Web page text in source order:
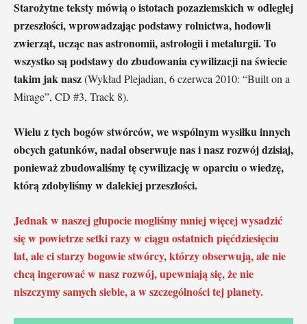
Starożytne teksty mówią o istotach pozaziemskich w odległej
przeszłości, wprowadzając podstawy rolnictwa, hodowli
zwierząt, ucząc nas astronomii, astrologii i metalurgii. To
wszystko są podstawy do zbudowania cywilizacji na świecie
takim jak nasz(Wykład Plejadian, 6 czerwca 2010: “Built on a
Mirage”, CD #3, Track 8).
Wielu z tych bogów stwórców, we wspólnym wysiłku innych
obcych gatunków, nadal obserwuje nas i nasz rozwój dzisiaj,
ponieważ zbudowaliśmy tę cywilizację w oparciu o wiedzę,
którą zdobyliśmy w dalekiej przeszłości.
Jednak w naszej głupocie mogliśmy mniej więcej wysadzić
się w powietrze setki razy w ciągu ostatnich pięćdziesięciu
lat, ale ci starzy bogowie stwórcy, którzy obserwują, ale nie
chcą ingerować w nasz rozwój, upewniają się, że nie
niszczymy samych siebie, a w szczególności tej planety.